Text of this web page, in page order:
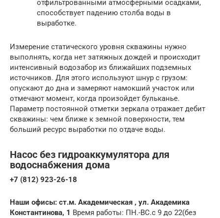
отфильтрованными атмосферными осадками,
способствует падению столба воды в
выработке.
Измерение статического уровня скважины нужно
выполнять, когда нет затяжных дождей и происходит
интенсивный водозабор из ближайших подземных
источников. Для этого используют шнур с грузом:
опускают до дна и замеряют намокший участок или
отмечают момент, когда произойдет бульканье.
Параметр постоянной отметки зеркала отражает дебит
скважины: чем ближе к земной поверхности, тем
больший ресурс выработки по отдаче воды.
Насос без гидроаккумулятора для
водоснабжения дома
+7 (812) 923-26-18
Наши офисы: ст.м. Академическая , ул. Академика
Константинова, 1 Время работы: ПН.-ВС.с 9 до 22(без